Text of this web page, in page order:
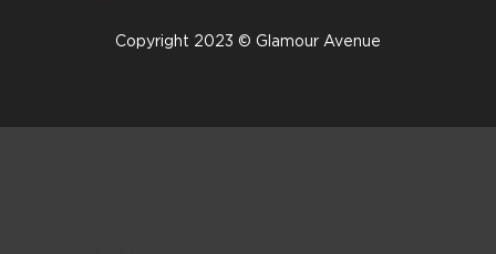
Copyright 2023 © Glamour Avenue